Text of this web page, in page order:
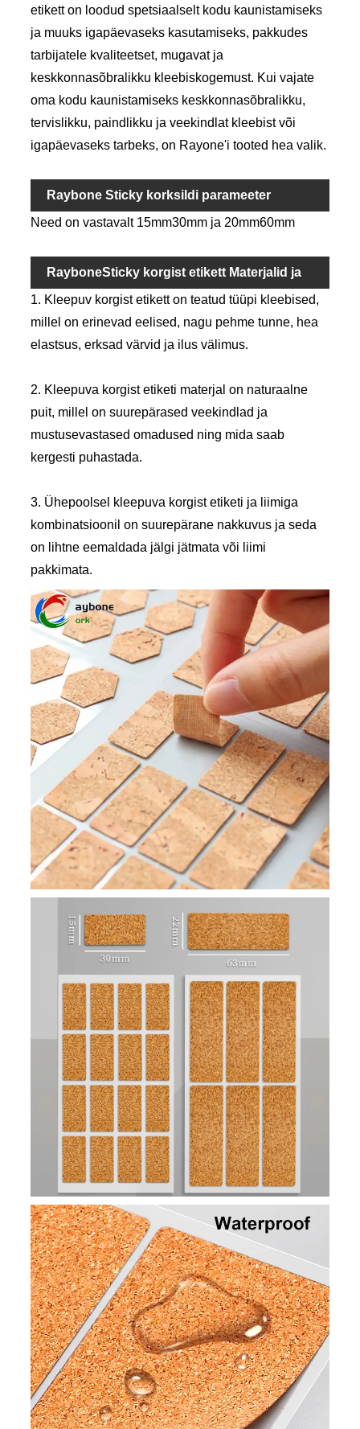
etikett on loodud spetsiaalselt kodu kaunistamiseks
ja muuks igapäevaseks kasutamiseks, pakkudes
tarbijatele kvaliteetset, mugavat ja
keskkonnasõbralikku kleebiskogemust. Kui vajate
oma kodu kaunistamiseks keskkonnasõbralikku,
tervislikku, paindlikku ja veekindlat kleebist või
igapäevaseks tarbeks, on Rayone'i tooted hea valik.
Raybone Sticky korksildi parameeter
(spetsifikatsioon)
Need on vastavalt 15mm30mm ja 20mm60mm
RayboneSticky korgist etikett Materjalid ja
eelised
1. Kleepuv korgist etikett on teatud tüüpi kleebised,
millel on erinevad eelised, nagu pehme tunne, hea
elastsus, erksad värvid ja ilus välimus.
2. Kleepuva korgist etiketi materjal on naturaalne
puit, millel on suurepärased veekindlad ja
mustusevastased omadused ning mida saab
kergesti puhastada.
3. Ühepoolsel kleepuva korgist etiketi ja liimiga
kombinatsioonil on suurepärane nakkuvus ja seda
on lihtne eemaldada jälgi jätmata või liimi
pakkimata.